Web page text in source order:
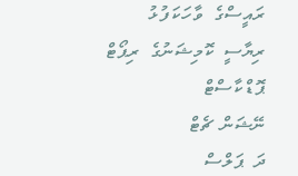
ރައީސްގެ ވާހަކަފުޅު
ރިޔާސީ ކޮމިޝަނުގެ ރިޕޯޓް
ޕޮޑްކާސްޓް
ނޭޝަން ޗެޓް
ދަ ޕަލްސް